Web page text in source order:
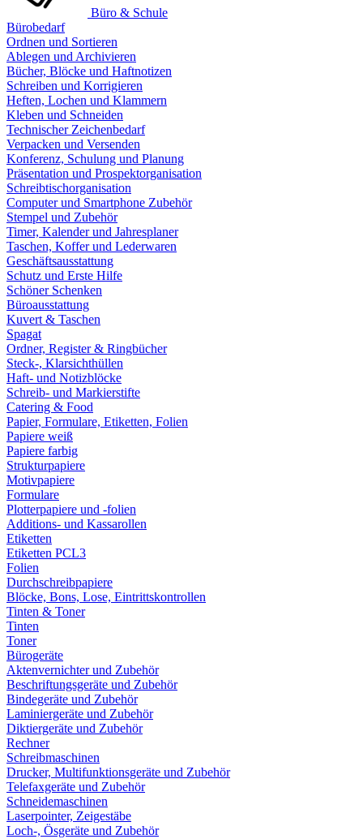
Büro & Schule
Bürobedarf
Ordnen und Sortieren
Ablegen und Archivieren
Bücher, Blöcke und Haftnotizen
Schreiben und Korrigieren
Heften, Lochen und Klammern
Kleben und Schneiden
Technischer Zeichenbedarf
Verpacken und Versenden
Konferenz, Schulung und Planung
Präsentation und Prospektorganisation
Schreibtischorganisation
Computer und Smartphone Zubehör
Stempel und Zubehör
Timer, Kalender und Jahresplaner
Taschen, Koffer und Lederwaren
Geschäftsausstattung
Schutz und Erste Hilfe
Schöner Schenken
Büroausstattung
Kuvert & Taschen
Spagat
Ordner, Register & Ringbücher
Steck-, Klarsichthüllen
Haft- und Notizblöcke
Schreib- und Markierstifte
Catering & Food
Papier, Formulare, Etiketten, Folien
Papiere weiß
Papiere farbig
Strukturpapiere
Motivpapiere
Formulare
Plotterpapiere und -folien
Additions- und Kassarollen
Etiketten
Etiketten PCL3
Folien
Durchschreibpapiere
Blöcke, Bons, Lose, Eintrittskontrollen
Tinten & Toner
Tinten
Toner
Bürogeräte
Aktenvernichter und Zubehör
Beschriftungsgeräte und Zubehör
Bindegeräte und Zubehör
Laminiergeräte und Zubehör
Diktiergeräte und Zubehör
Rechner
Schreibmaschinen
Drucker, Multifunktionsgeräte und Zubehör
Telefaxgeräte und Zubehör
Schneidemaschinen
Laserpointer, Zeigestäbe
Loch-, Ösgeräte und Zubehör